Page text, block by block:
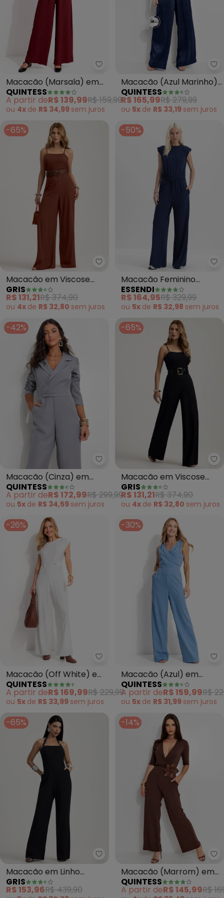
Quintess - Macacão (Marsala)
Macacão (Marsala) em
Tecido Air Flow
QUINTESS
A partir deR$ 139,99R$ 159,99
ou 4x de R$ 34,99 sem juros
Macacão (Azul Marinho)
em Crepe Plano
Aveludado
QUINTESS
R$ 165,99R$ 279,99
ou 5x de R$ 33,19 sem juros
-65%
Gris - Macacão em Viscose
Macacão em Viscose
(Marrom)
GRIS
R$ 131,21R$ 374,90
ou 4x de R$ 32,80 sem juros
-50%
Macacão Feminino
Muscle em Moletinho
(Azul)
ESSENDI
R$ 164,95R$ 329,99
ou 5x de R$ 32,98 sem juros
-42%
Quintess - Macacão (Cinza)
Macacão (Cinza) em
Alfaiataria
QUINTESS
A partir deR$ 172,99R$ 299,99
ou 5x de R$ 34,59 sem juros
-65%
Macacão em Viscose
(Preto)
GRIS
R$ 131,21R$ 374,90
ou 4x de R$ 32,80 sem juros
-26%
Quintess - Macacão (Off
Macacão (Off White) em
Tecido de Alfaiataria
QUINTESS
A partir deR$ 169,99R$ 229,99
ou 5x de R$ 33,99 sem juros
-30%
Macacão (Azul) em
Crepe Plano
QUINTESS
A partir deR$ 159,99R$
ou 5x de R$ 31,99 sem juros
-65%
Gris - Macacão em Linho
Macacão em Linho
(Preto)
GRIS
R$ 153,96R$ 439,90
-14%
Macacão (Marrom) em
Malha de Viscose
QUINTESS
A partir deR$ 145,99R$